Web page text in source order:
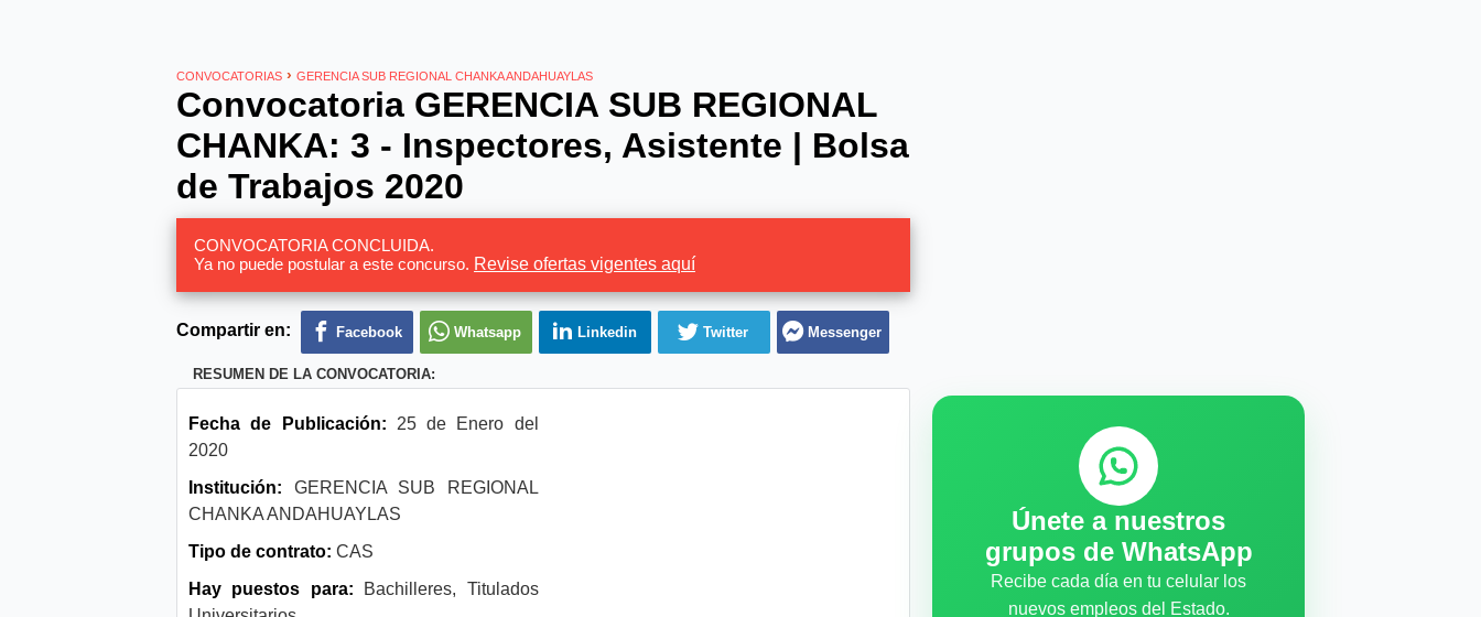
CONVOCATORIAS › GERENCIA SUB REGIONAL CHANKA ANDAHUAYLAS
Convocatoria GERENCIA SUB REGIONAL
CHANKA: 3 - Inspectores, Asistente | Bolsa
de Trabajos 2020
CONVOCATORIA CONCLUIDA.
Ya no puede postular a este concurso. Revise ofertas vigentes aquí
Compartir en: Facebook Whatsapp Linkedin Twitter Messenger
RESUMEN DE LA CONVOCATORIA:
Fecha de Publicación: 25 de Enero del
2020
Institución: GERENCIA SUB REGIONAL
CHANKA ANDAHUAYLAS
Tipo de contrato: CAS
Hay puestos para:
Bachilleres, Titulados
Únete a nuestros
grupos de WhatsApp
Recibe cada día en tu celular los
nuevos empleos del Estado.